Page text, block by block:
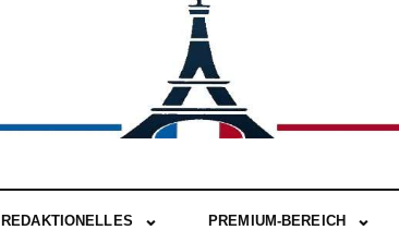
REDAKTIONELLES PREMIUM-BEREICH